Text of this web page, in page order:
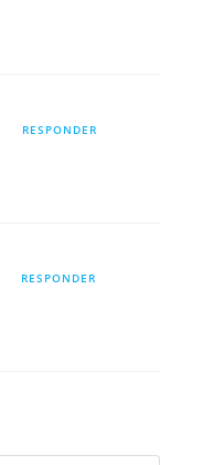
RESPONDER
RESPONDER